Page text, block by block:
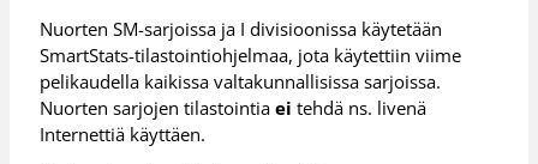
Nuorten SM-sarjoissa ja I divisioonissa käytetään
SmartStats-tilastointiohjelmaa, jota käytettiin viime
pelikaudella kaikissa valtakunnallisissa sarjoissa.
Nuorten sarjojen tilastointiaei tehdä ns. livenä
Internettiä käyttäen.